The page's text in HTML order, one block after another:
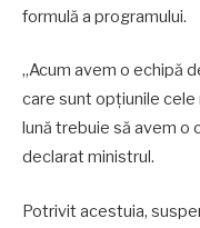
formulă a programului.
„Acum avem o echipă
care sunt opțiunile cele
lună trebuie să avem o
declarat ministrul.
Potrivit acestuia,